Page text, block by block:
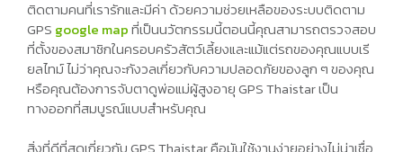
gps thaistarGPS Thaistar เป็นเทคโนโลยีปฏิวัติที่เปลี่ยนวิธีที่เรา
ติดตามคนที่เรารักและมีค่า ด้วยความช่วยเหลือของระบบติดตาม
GPSgoogle mapที่เป็นนวัตกรรมนี้ตอนนี้คุณสามารถตรวจสอบ
ที่ตั้งของสมาชิกในครอบครัวสัตว์เลี้ยงและแม้แต่รถของคุณแบบเรี
ยลไทม์ ไม่ว่าคุณจะกังวลเกี่ยวกับความปลอดภัยของลูก ๆ ของคุณ
หรือคุณต้องการจับตาดูพ่อแม่ผู้สูงอายุ GPS Thaistar เป็น